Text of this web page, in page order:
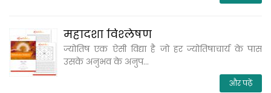
महादशा विश्‍लेषण
ज्योतिष एक ऐसी विद्या है जो हर ज्योतिषाचार्य के पास
उसके अनुभव के अनुप...
और पढ़ें